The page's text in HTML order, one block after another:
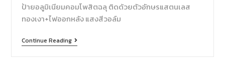
ป้ายอลูมิเนียมคอมโพสิตฉลุ ติดด้วยตัวอักษรแสตนเลส
ทองเงา+ไฟออกหลัง แสงสีวอล์ม
Continue Reading